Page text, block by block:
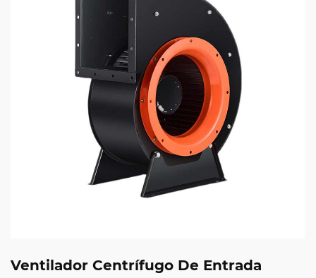
Ventilador Centrífugo De Entrada